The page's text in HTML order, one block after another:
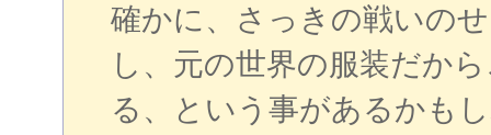
確かに、さっきの戦いの
し、元の世界の服装だか
る、という事があるかも